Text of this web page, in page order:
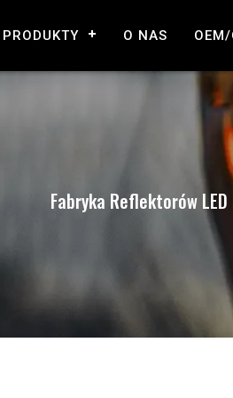
PRODUKTY O NAS
Fabryka Reflektorów